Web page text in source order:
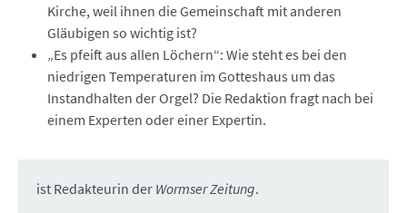
Kirche, weil ihnen die Gemeinschaft mit anderen
Gläubigen so wichtig ist?
„Es pfeift aus allen Löchern“: Wie steht es bei den
niedrigen Temperaturen im Gotteshaus um das
Instandhalten der Orgel? Die Redaktion fragt nach bei
einem Experten oder einer Expertin.
ist Redakteurin der Wormser Zeitung.